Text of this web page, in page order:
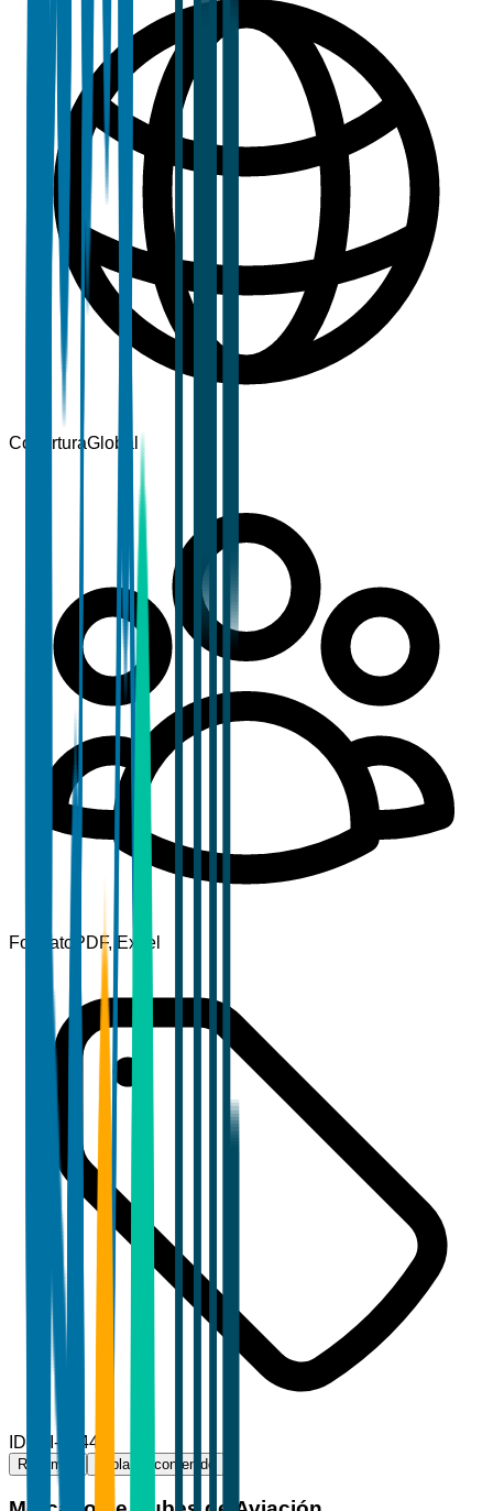
CoberturaGlobal
Formato PDF, Excel
IDTBI-16444
Resumen Tabla de contenido